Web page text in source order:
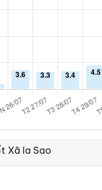
Xã Ia Sao